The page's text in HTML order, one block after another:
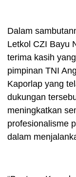
Dalam
Letkol CZI Bayu
terima kasih
pimpinan TNI
Kaporlap yang
dukungan
meningkatkan
profesionalisme
dalam